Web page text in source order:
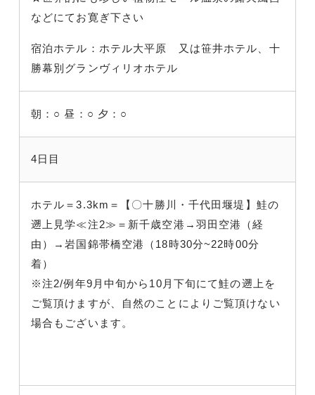
などにてお寛ぎ下さい
宿泊ホテル：ホテル大平原 又は笹井ホテル、十
勝幕別グランヴィリオホテル
朝：○ 昼：○ 夕：○
4日目
ホテル＝3.3km＝【〇十勝川・千代田堰堤】鮭の
遡上見学≪注2≫＝新千歳空港→羽田空港（経
由）→岩国錦帯橋空港（18時30分~22時00分
着）
※注2/例年9月中旬から10月下旬にて鮭の遡上を
ご覧頂けますが、自然のことによりご覧頂けない
場合もございます。